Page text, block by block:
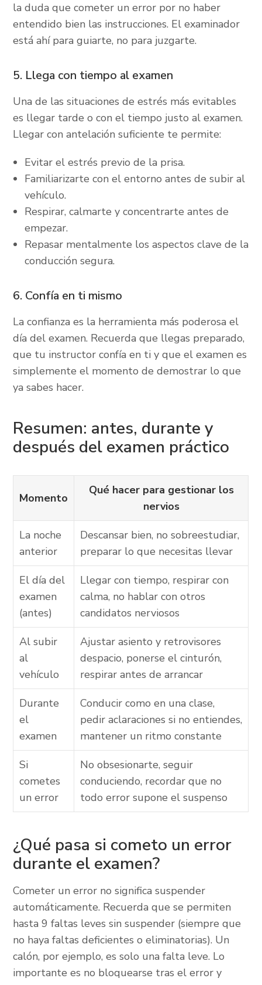
la duda que cometer un error por no haber
entendido bien las instrucciones. El examinador
está ahí para guiarte, no para juzgarte.
5. Llega con tiempo al examen
Una de las situaciones de estrés más evitables
es llegar tarde o con el tiempo justo al examen.
Llegar con antelación suficiente te permite:
Evitar el estrés previo de la prisa.
Familiarizarte con el entorno antes de subir al
vehículo.
Respirar, calmarte y concentrarte antes de
empezar.
Repasar mentalmente los aspectos clave de la
conducción segura.
6. Confía en ti mismo
La confianza es la herramienta más poderosa el
día del examen. Recuerda que llegas preparado,
que tu instructor confía en ti y que el examen es
simplemente el momento de demostrar lo que
ya sabes hacer.
Resumen: antes, durante y
después del examen práctico
Momento
Qué hacer para gestionar los
nervios
La noche
anterior
Descansar bien, no sobreestudiar,
preparar lo que necesitas llevar
El día del
examen
(antes)
Llegar con tiempo, respirar con
calma, no hablar con otros
candidatos nerviosos
Al subir
al
vehículo
Ajustar asiento y retrovisores
despacio, ponerse el cinturón,
respirar antes de arrancar
Durante
el
examen
Conducir como en una clase,
pedir aclaraciones si no entiendes,
mantener un ritmo constante
Si
cometes
un error
No obsesionarte, seguir
conduciendo, recordar que no
todo error supone el suspenso
¿Qué pasa si cometo un error
durante el examen?
Cometer un error no significa suspender
automáticamente. Recuerda que se permiten
hasta 9 faltas leves sin suspender (siempre que
no haya faltas deficientes o eliminatorias). Un
calón, por ejemplo, es solo una falta leve. Lo
importante es no bloquearse tras el error y